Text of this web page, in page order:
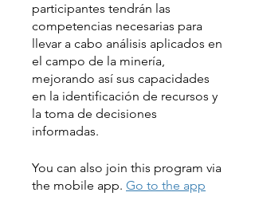
participantes tendrán las
competencias necesarias para
llevar a cabo análisis aplicados en
el campo de la minería,
mejorando así sus capacidades
en la identificación de recursos y
la toma de decisiones
informadas.
You can also join this program via
the mobile app. Go to the app